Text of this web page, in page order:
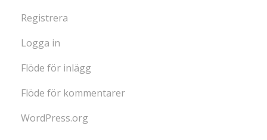
Registrera
Logga in
Flöde för inlägg
Flöde för kommentarer
WordPress.org